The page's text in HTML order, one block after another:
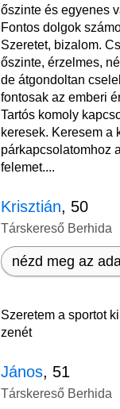
őszinte és egyenes
Fontos dolgok
Szeretet, bizalom.
őszinte, érzelmes,
de átgondoltan
fontosak az emberi
Tartós komoly
keresek. Keresem a
párkapcsolatomhoz
felemet....
Krisztián, 50
Társkereső Berhida
nézd meg az
Szeretem a sportot
zenét
János, 51
Társkereső Berhida